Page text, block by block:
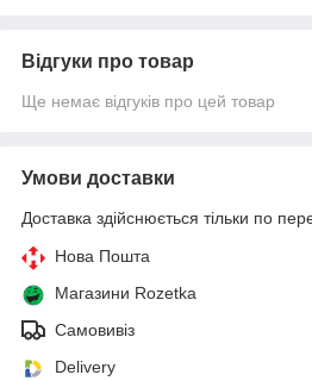
Відгуки про товар
Ще немає відгуків про цей товар
Умови доставки
Доставка здійснюється тільки по
Нова Пошта
Магазини Rozetka
Самовивіз
Delivery